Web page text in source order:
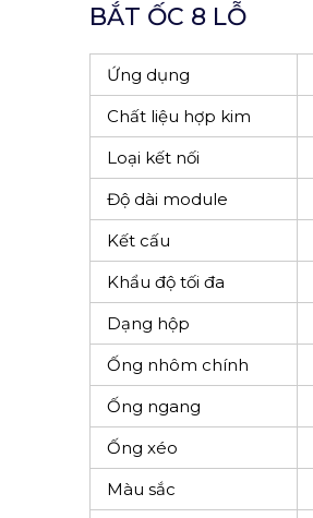
BẮT ỐC 8 LỖ
Ứng dụng
Chất liệu hợp kim
Loại kết nối
Độ dài module
Kết cấu
Khẩu độ tối đa
Dạng hộp
Ống nhôm chính
Ống ngang
Ống xéo
Màu sắc